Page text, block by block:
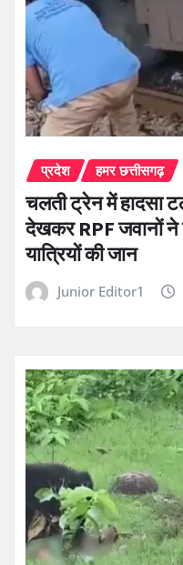
प्रदेश हमर छत्तीसगढ़
चलती ट्रेन में हादसा
देखकर RPF जवानों ने
यात्रियों की जान
Junior Editor1